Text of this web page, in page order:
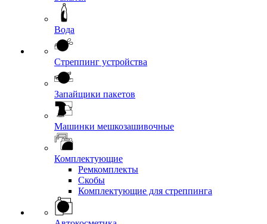
Вода
Стреппинг устройства
Запайщики пакетов
Машинки мешкозашивочные
Комплектующие
Ремкомплекты
Скобы
Комплектующие для стреппинга